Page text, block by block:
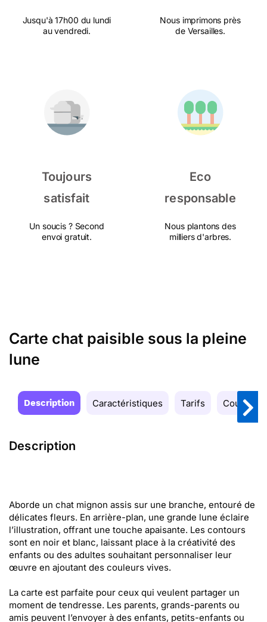
Jusqu'à 17h00 du lundi
au vendredi.
Nous imprimons près
de Versailles.
Toujours
satisfait
Un soucis ? Second
envoi gratuit.
Eco
responsable
Nous plantons des
milliers d'arbres.
Carte chat paisible sous la pleine
lune
Description Caractéristiques Tarifs Couleurs
Description
Aborde un chat mignon assis sur une branche, entouré de
délicates fleurs. En arrière-plan, une grande lune éclaire
l’illustration, offrant une touche apaisante. Les contours
sont en noir et blanc, laissant place à la créativité des
enfants ou des adultes souhaitant personnaliser leur
œuvre en ajoutant des couleurs vives.
La carte est parfaite pour ceux qui veulent partager un
moment de tendresse. Les parents, grands-parents ou
amis peuvent l’envoyer à des enfants, petits-enfants ou